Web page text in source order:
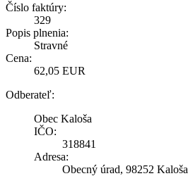
Číslo faktúry:
329
Popis plnenia:
Stravné
Cena:
62,05 EUR
Odberateľ:
Obec Kaloša
IČO:
318841
Adresa:
Obecný úrad, 98252 Kaloša